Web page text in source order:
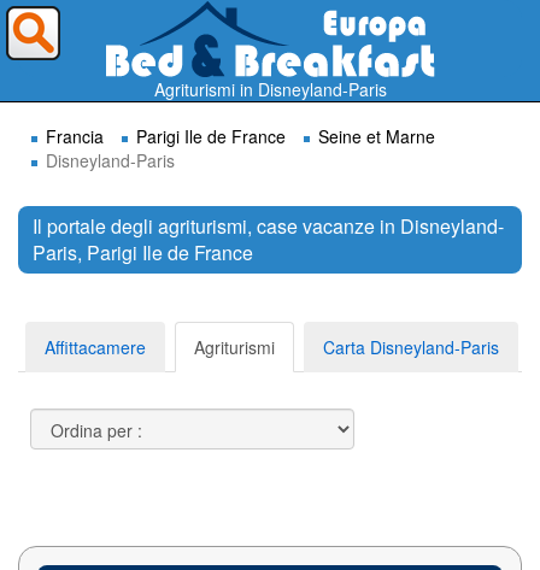
Agriturismi in Disneyland-Paris
Francia
Parigi Ile de France
Seine et Marne
Disneyland-Paris
Il portale degli agriturismi, case vacanze in Disneyland-
Paris, Parigi Ile de France
Affittacamere Agriturismi Carta Disneyland-Paris
Dove vorresti andare ?
Cerca